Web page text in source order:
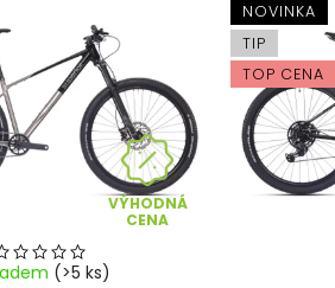
VÝHODNÁ
CENA
(>5 ks)
NOVINKA
TIP
TOP CENA